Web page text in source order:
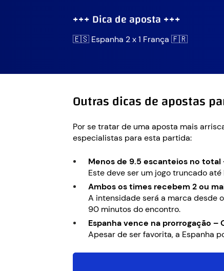
+++ Dica de aposta +++
🇪🇸 Espanha 2 x 1 França 🇫🇷
Outras dicas de apostas
Por se tratar de uma aposta mais
especialistas para esta partida:
Menos de 9.5 escanteios no total
Este deve ser um jogo truncado
Ambos os times recebem 2 ou
A intensidade será a marca desde
90 minutos do encontro.
Espanha vence na prorrogação –
Apesar de ser favorita, a Espanha